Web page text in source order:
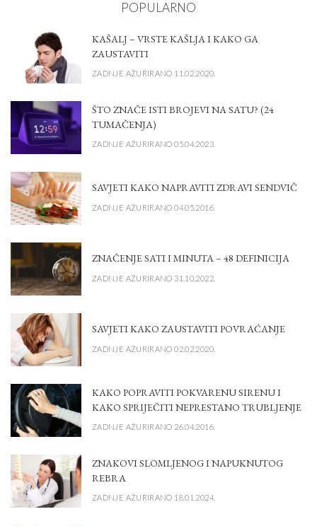
POPULARNO
KAŠALJ – VRSTE KAŠLJA I KAKO GA
ZAUSTAVITI
ZADNJE AŽURIRANO 11.02.2020.
ŠTO ZNAČE ISTI BROJEVI NA SATU? (24
TUMAČENJA)
ZADNJE AŽURIRANO 05.04.2023.
SAVJETI KAKO NAPRAVITI ZDRAVI SENDVIČ
ZADNJE AŽURIRANO 04.05.2016.
ZNAČENJE SATI I MINUTA – 48 DEFINICIJA
ZADNJE AŽURIRANO 31.10.2022.
SAVJETI KAKO ZAUSTAVITI POVRAĆANJE
ZADNJE AŽURIRANO 02.02.2020.
KAKO POPRAVITI POKVARENU SIRENU I
KAKO SPRIJEČITI NEPRESTANO TRUBLJENJE
ZADNJE AŽURIRANO 26.04.2016.
ZNAKOVI SLOMLJENOG I NAPUKNUTOG
REBRA
ZADNJE AŽURIRANO 18.01.2024.